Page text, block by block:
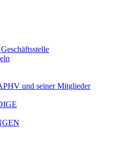
und seiner Mitglieder